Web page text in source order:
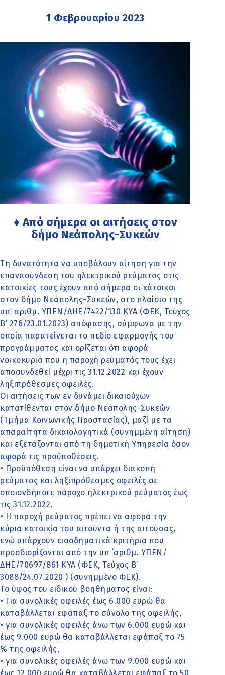
1 Φεβρουαρίου 2023
♦ Από σήμερα οι αιτήσεις στον
δήμο Νεάπολης-Συκεών
Τη δυνατότητα να υποβάλουν αίτηση για την
επανασύνδεση του ηλεκτρικού ρεύματος στις
κατοικίες τους έχουν από σήμερα οι κάτοικοι
στον δήμο Νεάπολης-Συκεών, στο πλαίσιο της
υπ’ αριθμ. ΥΠΕΝ/ΔΗΕ/7422/130 ΚΥΑ (ΦΕΚ, Τεύχος
Β’ 276/23.01.2023) απόφασης, σύμφωνα με την
οποία παρατείνεται το πεδίο εφαρμογής του
προγράμματος και ορίζεται ότι αφορά
νοικοκυριά που η παροχή ρεύματός τους έχει
αποσυνδεθεί μέχρι τις 31.12.2022 και έχουν
ληξιπρόθεσμες οφειλές.
Οι αιτήσεις των εν δυνάμει δικαιούχων
κατατίθενται στον δήμο Νεάπολης-Συκεών
(Τμήμα Κοινωνικής Προστασίας), μαζί με τα
απαραίτητα δικαιολογητικά (συνημμένη αίτηση)
και εξετάζονται από τη δημοτική Υπηρεσία όσον
αφορά τις προϋποθέσεις.
• Προϋπόθεση είναι να υπάρχει διακοπή
ρεύματος και ληξιπρόθεσμες οφειλές σε
οποιονδήποτε πάροχο ηλεκτρικού ρεύματος έως
τις 31.12.2022.
• Η παροχή ρεύματος πρέπει να αφορά την
κύρια κατοικία του αιτούντα ή της αιτούσας,
ενώ υπάρχουν εισοδηματικά κριτήρια που
προσδιορίζονται από την υπ ΄αριθμ. ΥΠΕΝ/
ΔΗΕ/70697/861 ΚΥΑ (ΦΕΚ, Τεύχος B’
3088/24.07.2020 ) (συνημμένο ΦΕΚ).
Το ύψος του ειδικού βοηθήματος είναι:
• Για συνολικές οφειλές έως 6.000 ευρώ θα
καταβάλλεται εφάπαξ το σύνολο της οφειλής,
• για συνολικές οφειλές άνω των 6.000 ευρώ και
έως 9.000 ευρώ θα καταβάλλεται εφάπαξ το 75
% της οφειλής,
• για συνολικές οφειλές άνω των 9.000 ευρώ και